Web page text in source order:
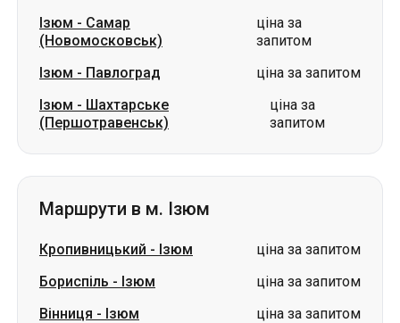
Ізюм - Самар
(Новомосковськ)
ціна за
запитом
Ізюм - Павлоград
ціна за запитом
Ізюм - Шахтарське
(Першотравенськ)
ціна за
запитом
Маршрути в м. Ізюм
Кропивницький - Ізюм
ціна за запитом
Бориспіль - Ізюм
ціна за запитом
Вінниця - Ізюм
ціна за запитом